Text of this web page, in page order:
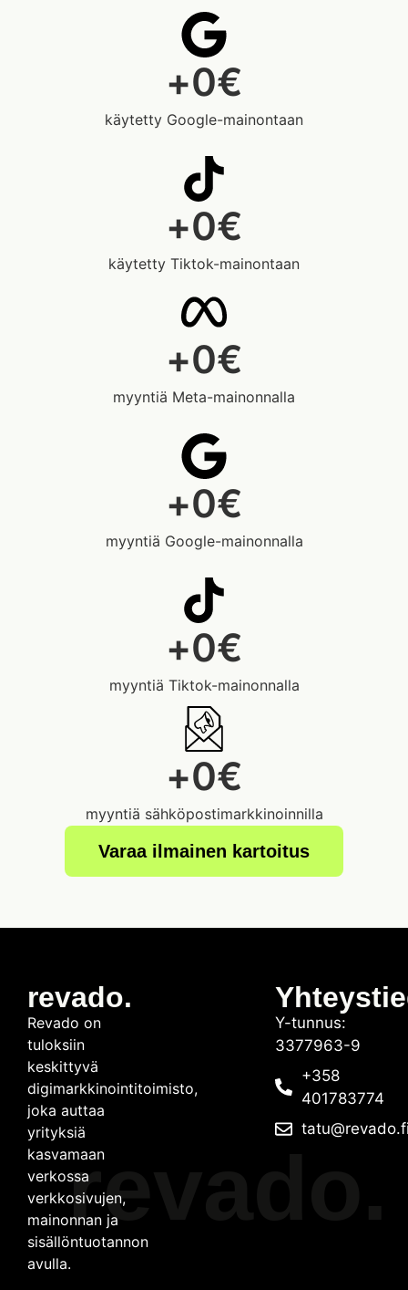
käytetty Google-mainontaan
+0€
käytetty Tiktok-mainontaan
+0€
myyntiä Meta-mainonnalla
+0€
myyntiä Google-mainonnalla
+0€
myyntiä Tiktok-mainonnalla
+0€
myyntiä sähköpostimarkkinoinnilla
+0€
Varaa ilmainen kartoitus
revado.
revado.
Revado on
tuloksiin
keskittyvä
digimarkkinointitoimisto,
joka auttaa
yrityksiä
kasvamaan
verkossa
verkkosivujen,
mainonnan ja
sisällöntuotannon
avulla.
Y-tunnus:
3377963-9
+358
401783774